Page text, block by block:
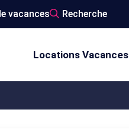
vacances Recherche
Locations Vacances